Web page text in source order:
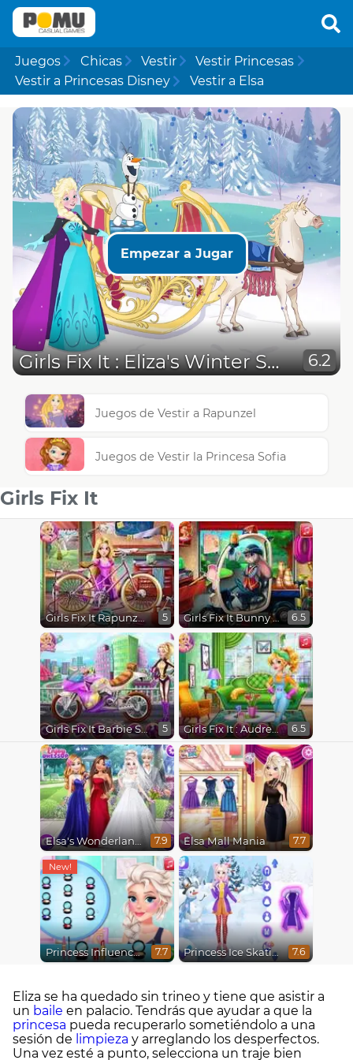
Juegos Chicas Vestir
Vestir Princesas
Vestir a Princesas Disney
Vestir a Elsa
Empezar a Jugar
Girls Fix It : Eliza's Winter Sleigh 6.2
Juegos de Vestir a Rapunzel
Juegos de Vestir la Princesa Sofia
Girls Fix It
Girls Fix It Rapunzel's Bicycle 5 Girls Fix It Bunny Car 6.5
Girls Fix It Barbie Spy Motorcycle 5 Girls Fix It : Audrey Spring Cleaning 6.5
Elsa's Wonderland Wedding 7.9 Elsa Mall Mania 7.7
Princess Influencer Winter Wonderland 7.7 Princess Ice Skating Adventure 7.6
Eliza se ha quedado sin trineo y tiene que asistir a
un baile en palacio. Tendrás que ayudar a que la
princesa pueda recuperarlo sometiéndolo a una
sesión de limpieza y arreglando los desperfectos.
Una vez esté a punto, selecciona un traje bien